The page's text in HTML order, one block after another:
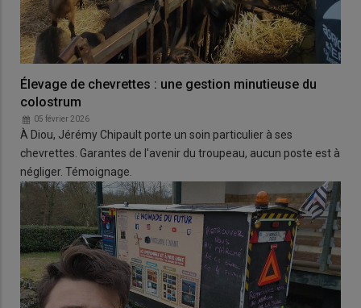
Élevage de chevrettes : une gestion minutieuse du
colostrum
05 février 2026
À Diou, Jérémy Chipault porte un soin particulier à ses
chevrettes. Garantes de l'avenir du troupeau, aucun poste est à
négliger. Témoignage.